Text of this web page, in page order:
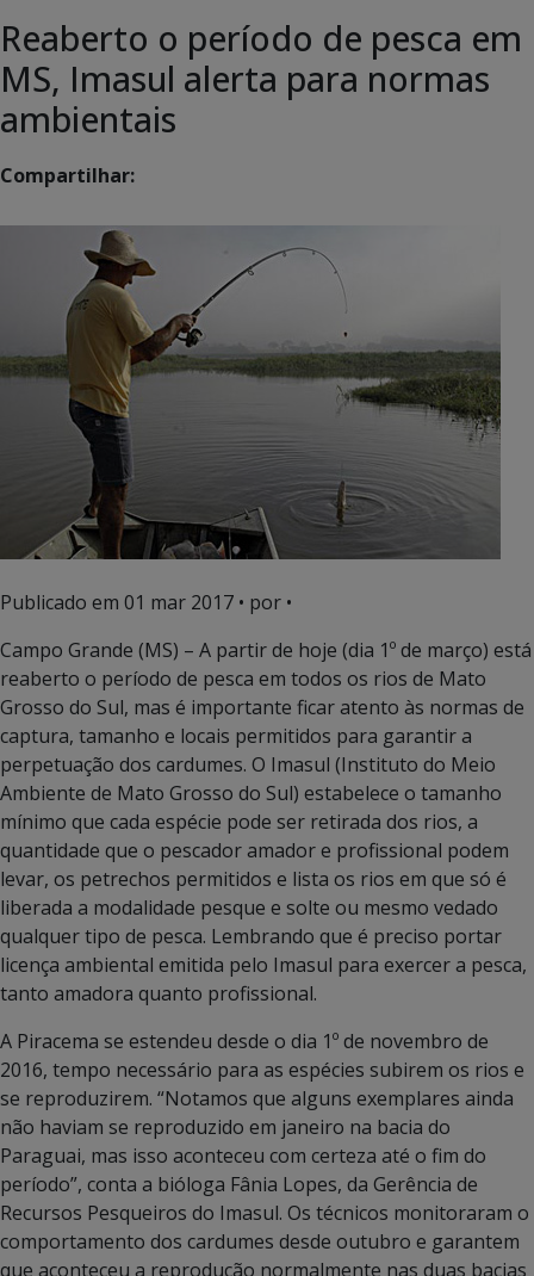
Reaberto o período de pesca em
MS, Imasul alerta para normas
ambientais
Compartilhar:
Publicado em 01 mar 2017 • por •
Campo Grande (MS) – A partir de hoje (dia 1º de março) está
reaberto o período de pesca em todos os rios de Mato
Grosso do Sul, mas é importante ficar atento às normas de
captura, tamanho e locais permitidos para garantir a
perpetuação dos cardumes. O Imasul (Instituto do Meio
Ambiente de Mato Grosso do Sul) estabelece o tamanho
mínimo que cada espécie pode ser retirada dos rios, a
quantidade que o pescador amador e profissional podem
levar, os petrechos permitidos e lista os rios em que só é
liberada a modalidade pesque e solte ou mesmo vedado
qualquer tipo de pesca. Lembrando que é preciso portar
licença ambiental emitida pelo Imasul para exercer a pesca,
tanto amadora quanto profissional.
A Piracema se estendeu desde o dia 1º de novembro de
2016, tempo necessário para as espécies subirem os rios e
se reproduzirem. “Notamos que alguns exemplares ainda
não haviam se reproduzido em janeiro na bacia do
Paraguai, mas isso aconteceu com certeza até o fim do
período”, conta a bióloga Fânia Lopes, da Gerência de
Recursos Pesqueiros do Imasul. Os técnicos monitoraram o
comportamento dos cardumes desde outubro e garantem
que aconteceu a reprodução normalmente nas duas bacias